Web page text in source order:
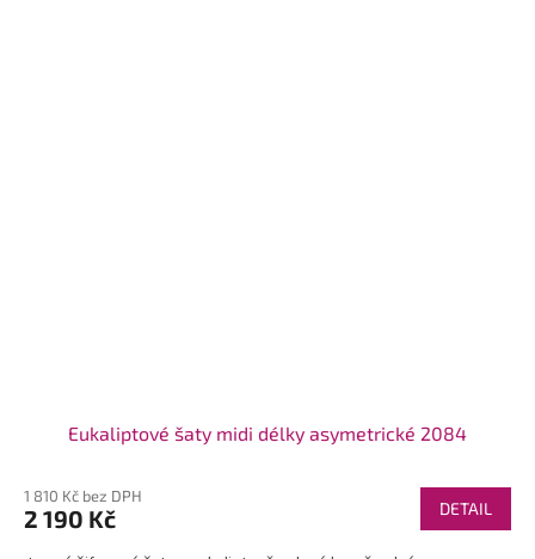
Eukaliptové šaty midi délky asymetrické 2084
1 810 Kč bez DPH
2 190 Kč DETAIL